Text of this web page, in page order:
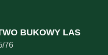
BUKOWY LAS
76